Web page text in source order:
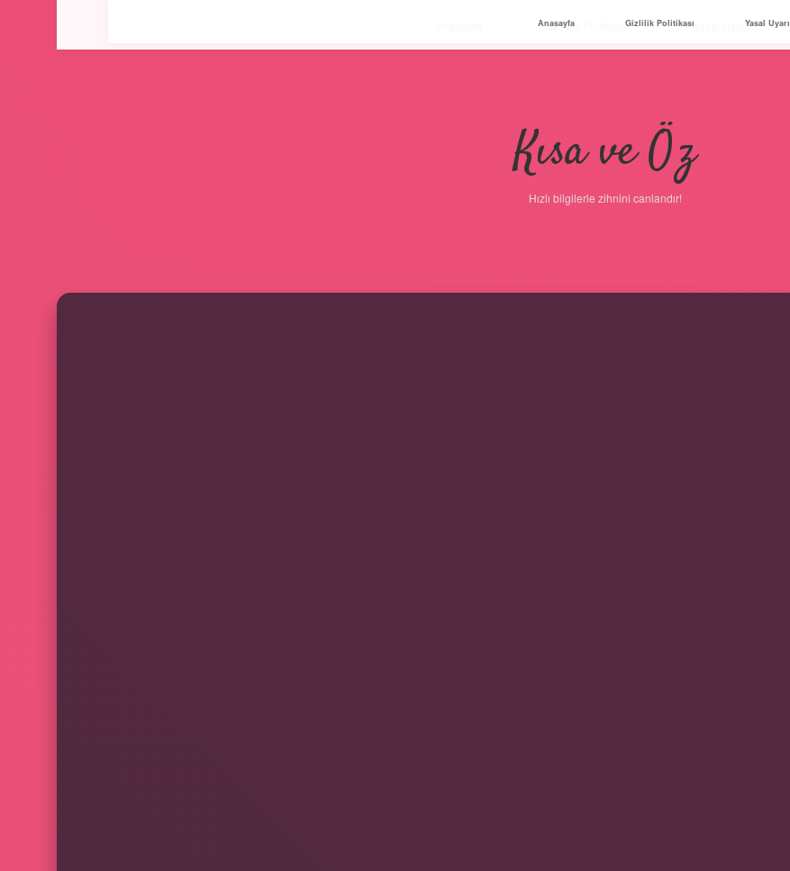
Gizlilik Politikası Yasal Uyarı
Kısa ve Öz
Hızlı bilgilerle zihnini canlandır!
Anasayfa Gizlilik Politikası Yasal Uyarı